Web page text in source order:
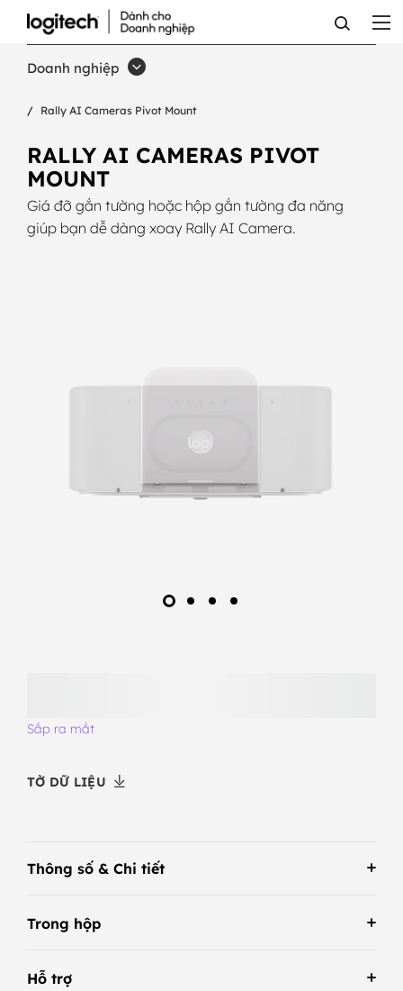
GIÁ
ĐỠ
CHO
RALLY
AI
CAMERA
Doanh nghiệp
Rally AI Cameras Pivot Mount
RALLY AI CAMERAS PIVOT
MOUNT
Giá đỡ gắn tường hoặc hộp gắn tường đa năng
giúp bạn dễ dàng xoay Rally AI Camera.
Sắp ra mắt
TỜ DỮ LIỆU
Thông số & Chi tiết
Trong hộp
Hỗ trợ